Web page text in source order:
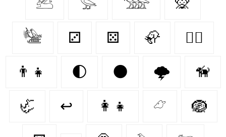
𓃕 𓅭 𓅢 🙊
𓅋 ⚂ ⚄ 🦣 🐕‍🦺
👨‍👧 🌓 🌑 🌩️ 🦮
🦏 ↩ 👩‍👧 𓃿 🪺